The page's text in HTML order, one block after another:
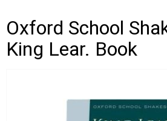
Oxford School
King Lear. Book